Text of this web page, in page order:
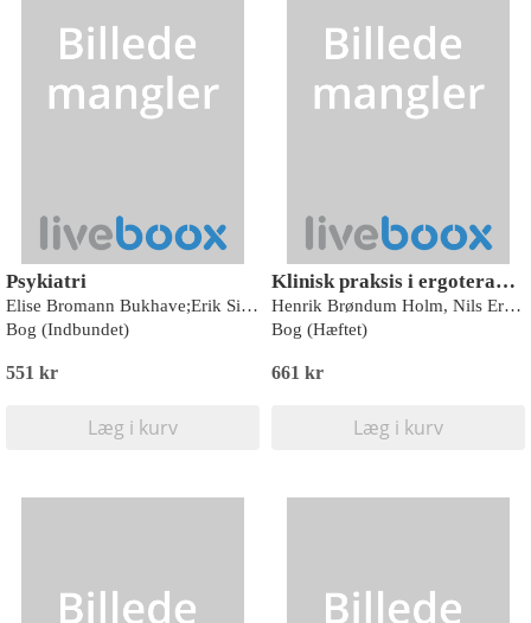
Psykiatri
Elise Bromann Bukhave;Erik Simonsen;Henrik Day Poulsen;Lene Nyboe;Lisbeth Villemoes Sørensen;Per Jørgensen;Peter Johannsen;Raben Rosenberg;Susanne Fabricius;Aksel Bertelsen;Nicole K. Rosenberg;Per Hove Thomsen;Søren Drivsholm;Birthe Kingo Christensen;Hanne Holmer;Bodil Winther Hansen;Kirsten Sørensen;Jonna Jensen;Jesper Larsen Mærsk;Anders Fink-Jensen;Lene Falgaard Eplov;Irene Smith Lassen;Mette Waaddegaard;Yvonne Marianne Abel;Hans Mørch Jensen;Carsten Andersen;Lone Andersen;Tania Erika Aniol Hansen;Mette Brandt-Christensen;Anne-Le Morville;Hannah Harboe;Torben Arngrim;Kristina Nielsen;Zenta Kirstejn Frerks;Lone Decker;Sylvia Johannsen;Maria Sandgaard Tvede;Mie Frydenlund Feilberg;Lone Lading Katballe;Diana Astrup Nielsen;Lars Grønbech Kirkeby;Pia Congiatta;Nina Bayer Olsen;Lisbeth Dorph Jensen;Caroline Stentebjerg;Henriette Kiirdal Niemann;Mie Skovmand Christensen;Helle Andrea Pedersen;Marianne Engelbrecht Lau
Bog (Indbundet)
551 kr
Læg i kurv
Klinisk praksis i ergoterapi og fysioterapi
Henrik Brøndum Holm, Nils Erik Sjöberg, Rikke Schacht Laisen, Henriette Niemann, Dorte Drachmann, Jette Pia Andersen, Jeanette Lindholm, Karin Pedersen, Henriette Niemann, Rikke Schacht Laisen, Helle Lange, Jytte Rotbøl, Anna Birthe Andersen, Lone Blak Lund, Elsebeth Dahl, Pernille Fogsgaard, Anette Enemark Larsen, Helle Møller Hansen, Kirsten V. Rasmussen, Wanda Breum, Janna Bohn Sylvestersen, Louise Søgaard Hansen, Diana Astrup Nielsen, Lone Elisabeth Andersen, Helene Maria Fuglsang-Damgaard, Jacob Østergaard Madsen, Jonna Jensen, Mette Eg Jørgensen, Maria Bensen Joensen, Marco Elver Hagesø, Oliver Schacht Laisen, Iben Holm Fogstrup, Jette Fischer Jensen, Camilla Wegener Hansen, Jesper Skytte, Louise M. Nielsen, Kristine Skødt Nielsen, Tina Helle, Naja Benigna Kruse, Jacob Ahlgreen Gram, Jette Hammer & Bjarke Schacht Laisen.
Bog (Hæftet)
661 kr
Læg i kurv